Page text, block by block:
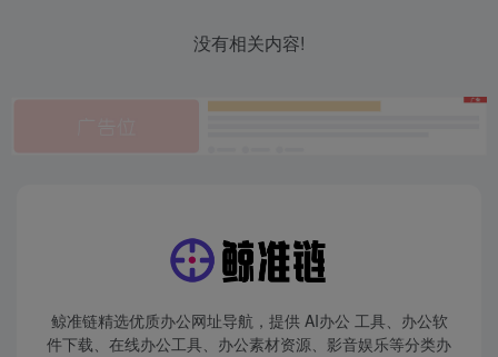
没有相关内容!
鲸准链精选优质办公网址导航，提供 AI办公 工具、办公软
件下载、在线办公工具、办公素材资源、影音娱乐等分类办